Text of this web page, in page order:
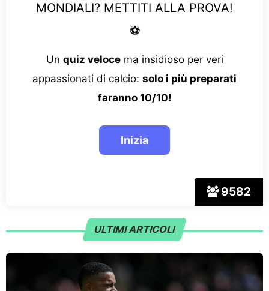
9582
MONDIALI? METTITI ALLA PROVA!
⚽
Un quiz velocema insidioso per veri
appassionati di calcio: solo i più preparati
faranno 10/10!
ULTIMI ARTICOLI